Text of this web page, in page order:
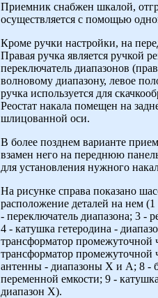
Приемник снабжен шкалой,
осуществляется с помощью
Кроме ручки настройки, на
Правая ручка является ручкой
переключатель диапазонов
волновому диапазону, левое
ручка используется для
Реостат накала помещен на
шлицованной оси.
В более позднем варианте
взамен него на переднюю
для установления нужного
На рисунке справа показано
расположение деталей на нем (1
- переключатель диапазона; 3 -
4 - катушка гетеродина -
трансформатор промежуточной
трансформатор промежуточной
антенны - диапазоны Х и А; 8 -
переменной емкости; 9 -
диапазон Х).